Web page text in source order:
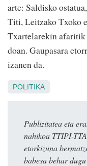
arte: Saldisko
Titi, Leitzako Txoko
Txartelarekin afaritik
doan. Gaupasara
izanen da.
POLITIKA
Publizitatea eta
nahikoa TTIPI-
etorkizuna
babesa behar